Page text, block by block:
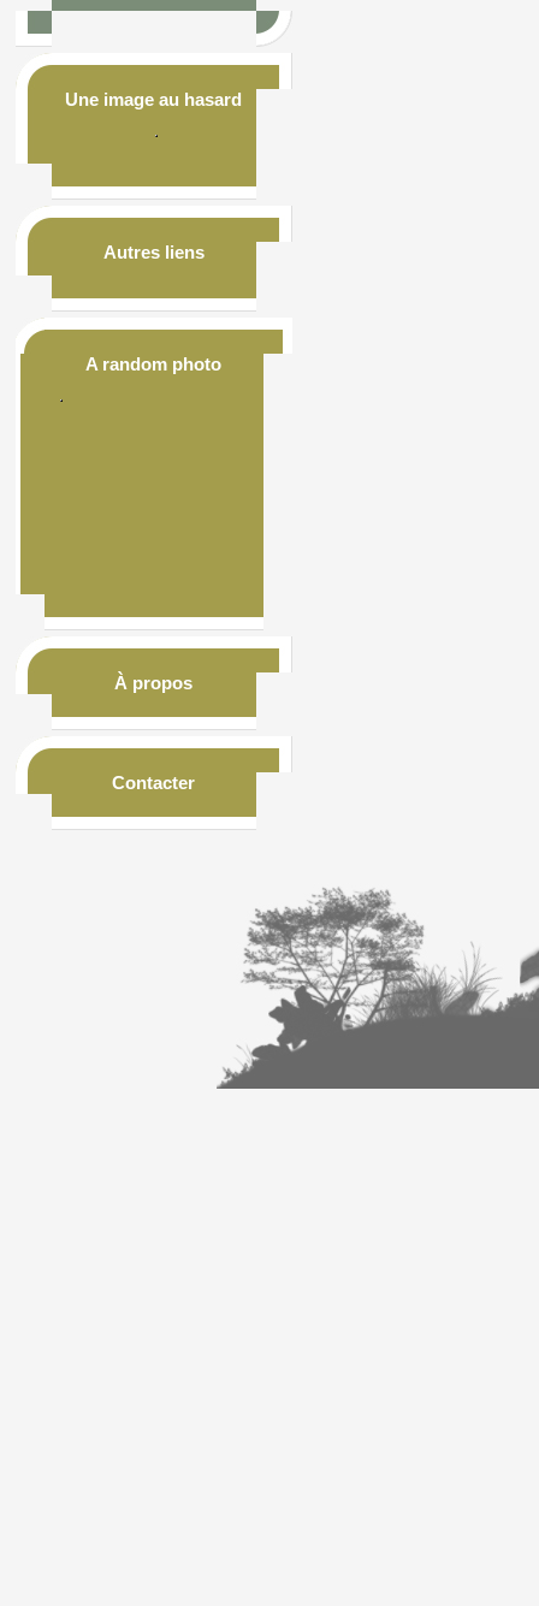
Une image au hasard
Autres liens
A random photo
À propos
Contacter